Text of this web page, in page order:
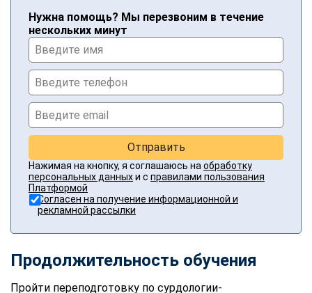
Нужна помощь? Мы перезвоним в течение
нескольких минут
Отправить
Нажимая на кнопку, я соглашаюсь на обработку
персональных данныхи с правилами пользования
Платформой
Согласен на получение информационной и
рекламной рассылки
Продолжительность обучения
Пройти переподготовку по сурдологии-